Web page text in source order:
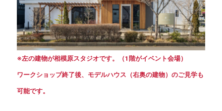
※左の建物が相模原スタジオです。（1階がイベント会場）
ワークショップ終了後、モデルハウス（右奥の建物）のご見学も
可能です。